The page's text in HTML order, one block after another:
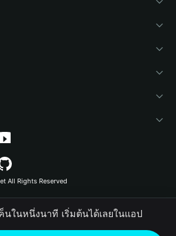
นด์
ย
ว
าร
All Rights Reserved
นในหนึ่งนาที เริ่มต้นได้เลยในแอป